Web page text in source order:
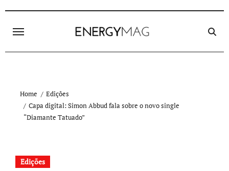
content
Home
Edições
Capa digital: Simon Abbud fala sobre o novo single
“Diamante Tatuado”
Edições